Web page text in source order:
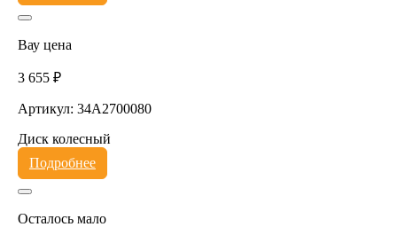
Вау цена
3 655 ₽
Артикул: 34A2700080
Диск колесный
Подробнее
Осталось мало